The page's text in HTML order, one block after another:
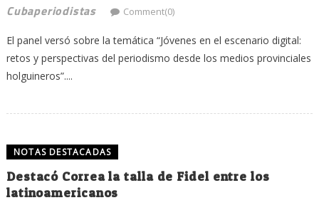
Cubaperiodistas
Comment(0)
El panel versó sobre la temática “Jóvenes en el escenario digital:
retos y perspectivas del periodismo desde los medios provinciales
holguineros”....
NOTAS DESTACADAS
Destacó Correa la talla de Fidel entre los
latinoamericanos